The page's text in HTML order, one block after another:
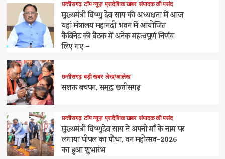
छत्तीसगढ़ टॉप न्यूज़ प्रादेशिक खबर संपादक की पसंद
मुख्यमंत्री विष्णु देव साय की अध्यक्षता में आज
यहां मंत्रालय महानदी भवन में आयोजित
कैबिनेट की बैठक में अनेक महत्वपूर्ण निर्णय
लिए गए –
छत्तीसगढ़ बड़ी खबर लेख/आलेख
सशक्त बचपन, समृद्ध छत्तीसगढ़
छत्तीसगढ़ टॉप न्यूज़ प्रादेशिक खबर संपादक की पसंद
मुख्यमंत्री विष्णुदेव साय ने अपनी माँ के नाम पर
लगाया पीपल का पौधा, वन महोत्सव-2026
का हुआ शुभारंभ